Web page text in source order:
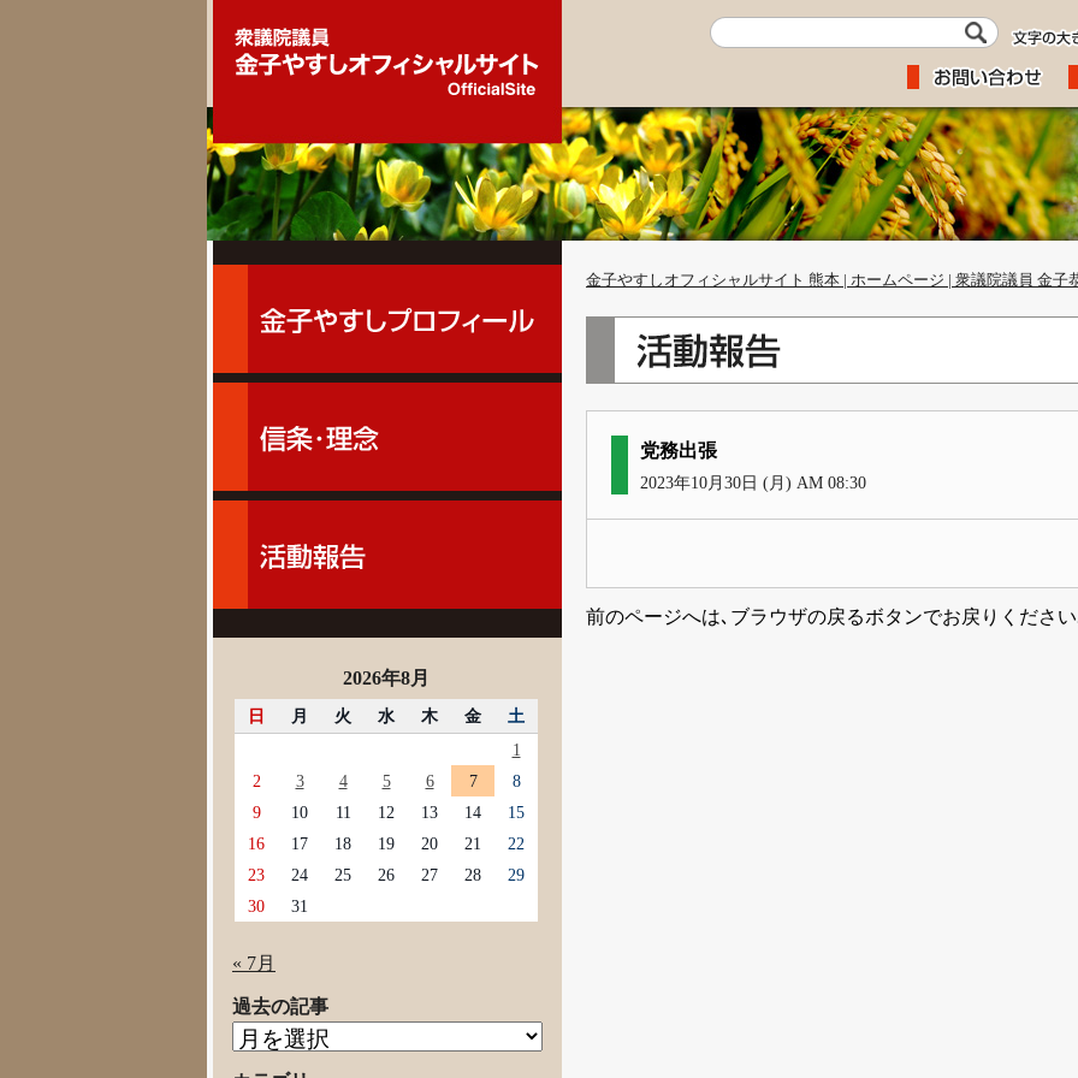
金子やすしオフィシャルサイト 熊本 | ホームページ | 衆議院議員 金子
党務出張
2023年10月30日 (月) AM 08:30
前のページへは､ブラウザの戻るボタンでお戻りくださ
2026年8月
日 月 火 水 木 金
土
1
2
3 4 5 6 7
8
9
10 11 12 13 14
15
16
17 18 19 20 21
22
23
24 25 26 27 28
29
30
31
« 7月
過去の記事
過